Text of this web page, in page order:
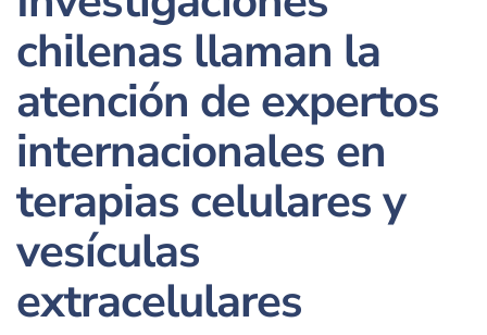
chilenas llaman la
atención de expertos
internacionales en
terapias celulares y
vesículas
extracelulares